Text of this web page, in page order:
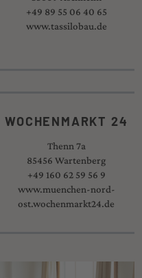
+49 89 55 06 40 65
www.tassilobau.de
WOCHENMARKT 24
Thenn 7a
85456 Wartenberg
+49 160 62 59 56 9
www.muenchen-nord-
ost.wochenmarkt24.de